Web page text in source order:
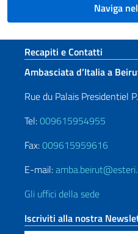
Naviga
Sezione footer
Recapiti e Contatti
Ambasciata d’Italia a
Rue du Palais Presidentiel
Tel:009615954955
Fax:009615959616
E-mail:
Gli uffici della sede
Iscriviti alla nostra